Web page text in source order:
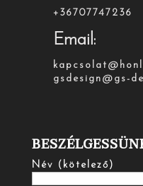
+36707747236
Email:
gsdesign@gs-
Név (kötelező)